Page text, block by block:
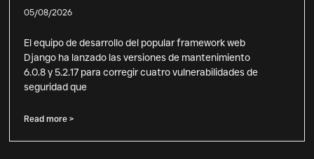
05/08/2026
El equipo de desarrollo del popular framework web
Django ha lanzado las versiones de mantenimiento
6.0.8 y 5.2.17 para corregir cuatro vulnerabilidades de
seguridad que
Read more >